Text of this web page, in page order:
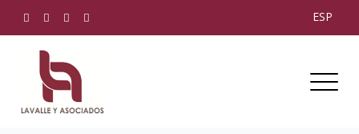
content
ESP
Despacho Lavalle y Asociados